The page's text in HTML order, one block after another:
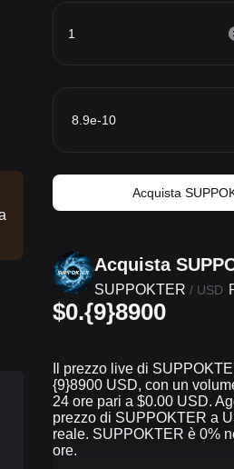
Acquista
Acquista
SUPPOKTER / USD
$0.{9}8900
Il prezzo live di
{9}8900 USD, con un
24 ore pari a $0.00 USD.
prezzo di SUPPOKTER a
reale. SUPPOKTER è 0%
ore.